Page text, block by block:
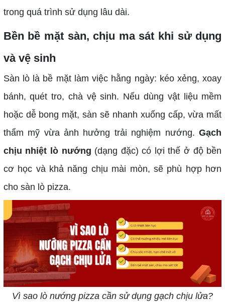
trong quá trình sử dụng lâu dài.
Bền bề mặt sàn, chịu ma sát khi sử dụng
và vệ sinh
Sàn lò là bề mặt làm việc hằng ngày: kéo xẻng, xoay
bánh, quét tro, chà vệ sinh. Nếu dùng vật liệu mềm
hoặc dễ bong mặt, sàn sẽ nhanh xuống cấp, vừa mất
thẩm mỹ vừa ảnh hưởng trải nghiệm nướng.Gạch
chịu nhiệt lò nướng (dạng đặc) có lợi thế ở độ bền
cơ học và khả năng chịu mài mòn, sẽ phù hợp hơn
cho sàn lò pizza.
Vì sao lò nướng pizza cần sử dụng gạch chịu lửa?